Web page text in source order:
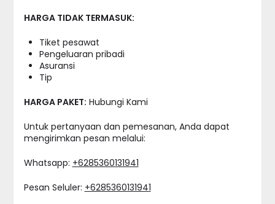
HARGA TIDAK TERMASUK:
Tiket pesawat
Pengeluaran pribadi
Asuransi
Tip
HARGA PAKET: Hubungi Kami
Untuk pertanyaan dan pemesanan, Anda dapat
mengirimkan pesan melalui:
Whatsapp: +6285360131941
Pesan Seluler: +6285360131941